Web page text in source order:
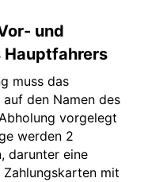
und
Hauptfahrers
muss das
den Namen des
vorgelegt
werden 2
darunter eine
mit